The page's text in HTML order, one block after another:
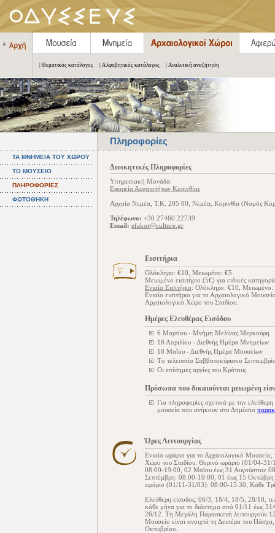
| Θεματικός κατάλογος | Αλφαβητικός κατάλογος | Αναλυτική αναζήτηση
Πληροφορίες
ΤΑ ΜΝΗΜΕΙΑ ΤΟΥ ΧΩΡΟΥ
ΤΟ ΜΟΥΣΕΙΟ
ΠΛΗΡΟΦΟΡΙΕΣ
ΦΩΤΟΘΗΚΗ
Διοικητικές Πληροφορίες
Υπηρεσιακή Μονάδα:
Εφορεία Αρχαιοτήτων Κορινθίας
Αρχαία Νεμέα, Τ.Κ. 205 00, Νεμέα, Κορινθία (Νομός
Τηλέφωνο: +30 27460 22739
Email: efakor@culture.gr
Εισιτήρια
Ολόκληρο: €10, Μειωμένο: €5
Μειωμένο εισιτήριο (5€) για ειδικές
Ενιαίο Εισιτήριο: Ολόκληρο: €10, Μειωμένο:
Ενιαίο εισιτήριο για το Αρχαιολογικό
Αρχαιολογικό Χώρο του Σταδίου.
Ημέρες Ελευθέρας Εισόδου
6 Μαρτίου - Μνήμη Μελίνας Μερκούρη
18 Απριλίου - Διεθνής Ημέρα Μνημείων
18 Μαΐου - Διεθνής Ημέρα Μουσείων
Tο τελευταίο Σαββατοκύριακο
Οι επίσημες αργίες του Κράτους
Πρόσωπα που δικαιούνται μειωμένη
Για πληροφορίες σχετικά με την
μουσεία που ανήκουν στο Δημόσιο
Ώρες Λειτουργίας
Ενιαίο ωράριο για το Αρχαιολογικό
Χώρο του Σταδίου. Θερινό ωράριο (01/04-31/
08:00-19:00, 02 Μαΐου έως 31 Αυγούστου:
Σεπτέμβρη: 08:00-19:00, 01 έως 15
ωράριο (01/11-31/03): 08:00-15:30, Κάθε
Ελεύθερη είσοδος: 06/3, 18/4, 18/5, 28/10,
κάθε μήνα για το διάστημα από 01/11 έως
26/12. Tη Μεγάλη Παρασκευή λειτουργούν
Μουσείο είναι ανοιχτά τη Δευτέρα του
Οκτωβρίου.